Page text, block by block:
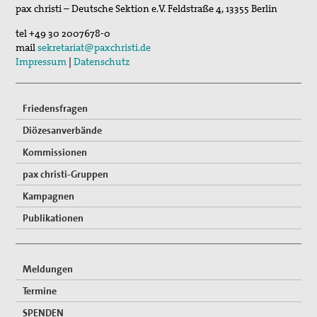
pax christi – Deutsche Sektion e.V.Feldstraße 4,13355 Berlin
tel+49 30 2007678-0
mailsekretariat@paxchristi.de
Impressum |Datenschutz
Friedensfragen
Diözesanverbände
Kommissionen
pax christi-Gruppen
Kampagnen
Publikationen
Meldungen
Termine
SPENDEN